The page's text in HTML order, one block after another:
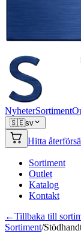
NyheterSortiment
🇸🇪sv
Hitta
Sortiment
Outlet
Katalog
Kontakt
←Tillbaka till
Sortiment/